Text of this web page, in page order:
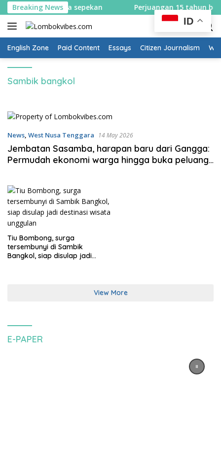
Skip
to
content
Breaking News
arah selama sepekan Perjuangan 15 tahun
English Zone Paid Content Essays Citizen Journalism
Sambik bangkol
News, West Nusa Tenggara 14 May 2026
Jembatan Sasamba, harapan baru dari Gangga:
Permudah ekonomi warga hingga buka peluang
Tiu Bombong, surga
tersembunyi di Sambik
Bangkol, siap disulap jadi
View More
E-PAPER
ID